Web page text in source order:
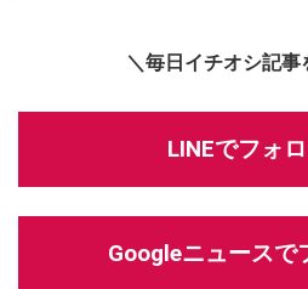
＼毎日イチオシ記事
LINEでフォ
Googleニュースで